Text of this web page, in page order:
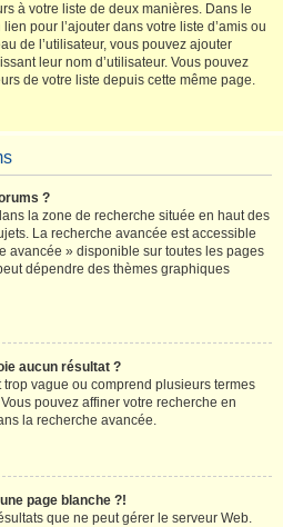
à votre liste de deux manières. Dans le
pour l’ajouter dans votre liste d’amis ou
de l’utilisateur, vous pouvez ajouter
leur nom d’utilisateur. Vous pouvez
de votre liste depuis cette même page.
?
la zone de recherche située en haut des
La recherche avancée est accessible
avancée » disponible sur toutes les pages
dépendre des thèmes graphiques
aucun résultat ?
vague ou comprend plusieurs termes
pouvez affiner votre recherche en
la recherche avancée.
page blanche ?!
que ne peut gérer le serveur Web.